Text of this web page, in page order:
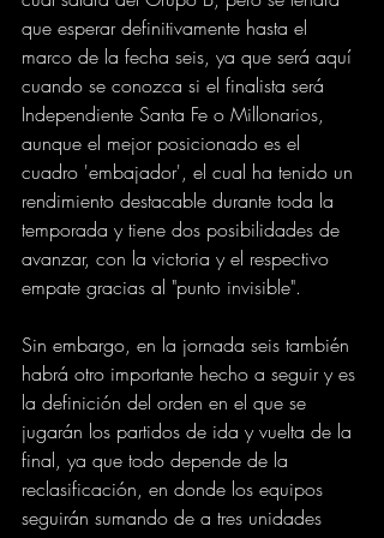
que esperar definitivamente hasta el
marco de la fecha seis, ya que será aquí
cuando se conozca si el finalista será
Independiente Santa Fe o Millonarios,
aunque el mejor posicionado es el
cuadro 'embajador', el cual ha tenido un
rendimiento destacable durante toda la
temporada y tiene dos posibilidades de
avanzar, con la victoria y el respectivo
empate gracias al "punto invisible".
Sin embargo, en la jornada seis también
habrá otro importante hecho a seguir y es
la definición del orden en el que se
jugarán los partidos de ida y vuelta de la
final, ya que todo depende de la
reclasificación, en donde los equipos
seguirán sumando de a tres unidades